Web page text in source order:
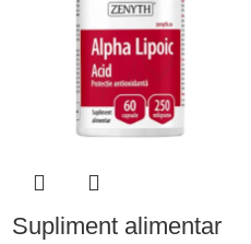
Supliment alimentar